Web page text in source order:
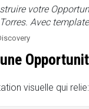
votre
Avec
visuelle qui relie: